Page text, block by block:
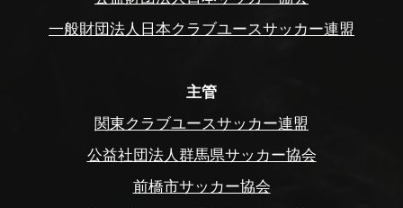
一般財団法人日本クラブユースサッカー連盟
主管
関東クラブユースサッカー連盟
公益社団法人群馬県サッカー協会
前橋市サッカー協会